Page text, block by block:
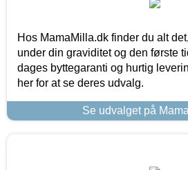
Hos MamaMilla.dk finder du alt
under din graviditet og den første
dages byttegaranti og hurtig
her for at se deres udvalg.
Se udvalget på